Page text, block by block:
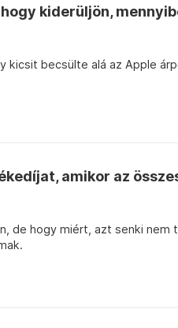
kiderüljön,
kicsit becsülte alá az Apple
amikor az
de hogy miért, azt senki nem